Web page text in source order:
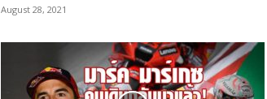
August 28, 2021